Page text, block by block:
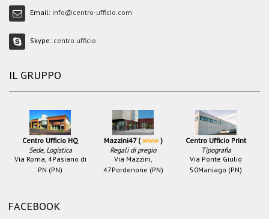
Email: info@centro-ufficio.com
Skype: centro.ufficio
IL GRUPPO
Centro Ufficio HQ
Sede, Logistica
Via Roma, 4Pasiano di
PN (PN)
Mazzini47 (www)
Regali di pregio
Via Mazzini,
47Pordenone (PN)
Centro Ufficio Print
Tipografia
Via Ponte Giulio
50Maniago (PN)
FACEBOOK